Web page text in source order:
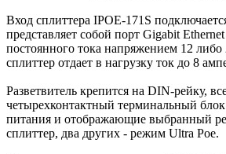
Вход сплиттера IPOE-171S
представляет собой порт Gigabit
постоянного тока напряжением 12
сплиттер отдает в нагрузку ток до 8
Разветвитель крепится на DIN-рейку,
четырехконтактный терминальный
питания и отображающие выбранный
сплиттер, два других - режим Ultra Poe.